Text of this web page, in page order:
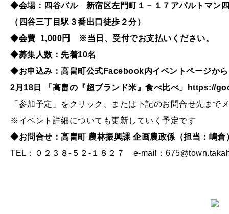
◆会場：四谷バル 新宿区左門町１－１７アパルトマン
（四谷三丁目駅３番出口徒歩２分）
◆会費 1,000円 ※当日、受付でお支払いください。
◆募集人数：先着10名
◆お申込み：高畠町公式Facebook内イベントページから
2月18日 「高畠の『超ブランド米』食べ比べ」https://
「参加予定」をクリック、または下記のお問合せ先まで
※イベント詳細についても更新していく予定です
◆お問合せ：高畠町 農林振興課 企画農政係（担当：嶋倉
TEL：０２３８-５２-１８２７ e-mail：